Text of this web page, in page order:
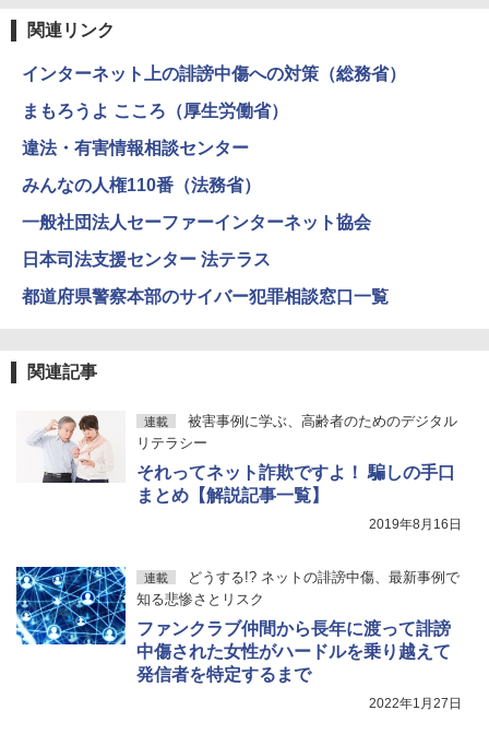
関連リンク
インターネット上の誹謗中傷への対策（総務省）
まもろうよ こころ（厚生労働省）
違法・有害情報相談センター
みんなの人権110番（法務省）
一般社団法人セーファーインターネット協会
日本司法支援センター 法テラス
都道府県警察本部のサイバー犯罪相談窓口一覧
関連記事
連載
被害事例に学ぶ、高齢者のためのデジタル
リテラシー
それってネット詐欺ですよ！ 騙しの手口
まとめ【解説記事一覧】
2019年8月16日
連載
どうする!? ネットの誹謗中傷、最新事例で
知る悲惨さとリスク
ファンクラブ仲間から長年に渡って誹謗
中傷された女性がハードルを乗り越えて
発信者を特定するまで
2022年1月27日